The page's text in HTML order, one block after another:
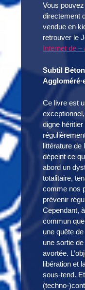
Vous pouvez
directement
vendue en
retrouver le
Internet de–
Subtil
Ce livre est
digne héritier
littérature de
dépeint ce
abord un
totalitaire,
comme nos
prévenir
Cependant,
commun
une quête
une sortie
avortée.
libération et
sous-tend.
(techno-